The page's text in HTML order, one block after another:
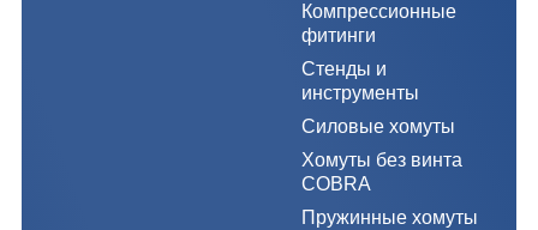
Компрессионные
фитинги
Стенды и
инструменты
Силовые хомуты
Хомуты без винта
COBRA
Пружинные хомуты